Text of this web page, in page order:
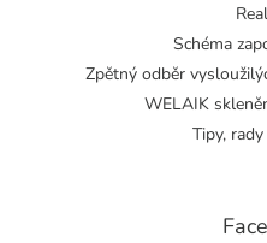
Schéma
Zpětný odběr
WELAIK
Tipy,